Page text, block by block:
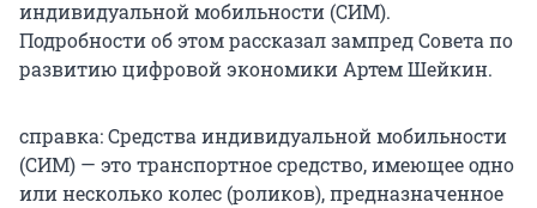
индивидуальной мобильности (СИМ).
Подробности об этом рассказал зампред Совета по
развитию цифровой экономики Артем Шейкин.
справка: Средства индивидуальной мобильности
(СИМ) — это транспортное средство, имеющее одно
или несколько колес (роликов), предназначенное